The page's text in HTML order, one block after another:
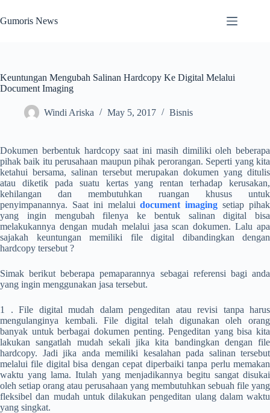
to
content
Gumoris News
Keuntungan Mengubah Salinan Hardcopy Ke Digital Melalui
Document Imaging
Windi Ariska May 5, 2017 Bisnis
Dokumen berbentuk hardcopy saat ini masih dimiliki oleh beberapa
pihak baik itu perusahaan maupun pihak perorangan. Seperti yang kita
ketahui bersama, salinan tersebut merupakan dokumen yang ditulis
atau diketik pada suatu kertas yang rentan terhadap kerusakan,
kehilangan dan membutuhkan ruangan khusus untuk
penyimpanannya. Saat ini melaluidocument imaging setiap pihak
yang ingin mengubah filenya ke bentuk salinan digital bisa
melakukannya dengan mudah melalui jasa scan dokumen. Lalu apa
sajakah keuntungan memiliki file digital dibandingkan dengan
hardcopy tersebut ?
Simak berikut beberapa pemaparannya sebagai referensi bagi anda
yang ingin menggunakan jasa tersebut.
1 . File digital mudah dalam pengeditan atau revisi tanpa harus
mengulanginya kembali. File digital telah digunakan oleh orang
banyak untuk berbagai dokumen penting. Pengeditan yang bisa kita
lakukan sangatlah mudah sekali jika kita bandingkan dengan file
hardcopy. Jadi jika anda memiliki kesalahan pada salinan tersebut
melalui file digital bisa dengan cepat diperbaiki tanpa perlu memakan
waktu yang lama. Itulah yang menjadikannya begitu sangat disukai
oleh setiap orang atau perusahaan yang membutuhkan sebuah file yang
fleksibel dan mudah untuk dilakukan pengeditan ulang dalam waktu
yang singkat.